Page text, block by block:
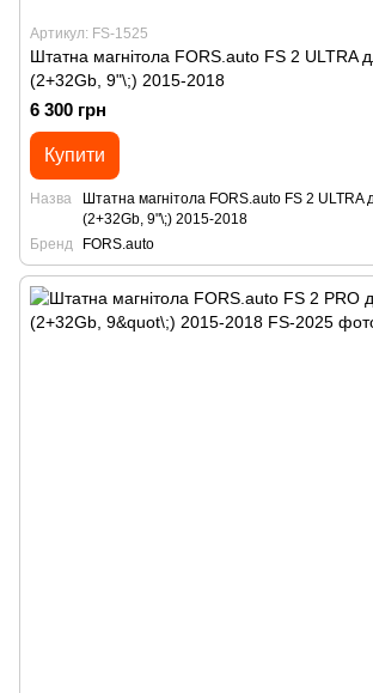
Артикул: FS-1525
Штатна магнітола FORS.auto FS 2 ULTRA
(2+32Gb, 9"\;) 2015-2018
6 300 грн
Купити
Назва
Штатна магнітола FORS.auto FS 2 ULTRA
(2+32Gb, 9"\;) 2015-2018
Бренд
FORS.auto